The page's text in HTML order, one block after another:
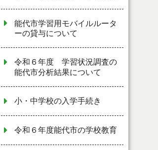
能代市学習用モバイルルータ
ーの貸与について
令和６年度 学習状況調査の
能代市分析結果について
小・中学校の入学手続き
令和６年度能代市の学校教育